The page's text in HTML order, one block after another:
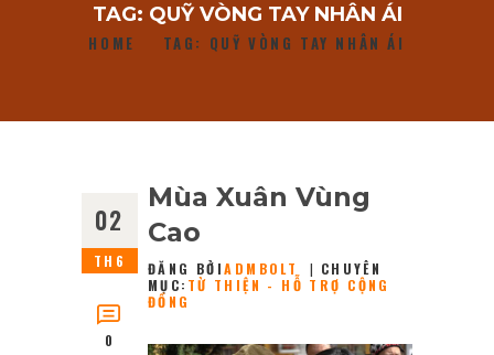
TAG: QUỸ VÒNG TAY NHÂN ÁI
HOME TAG: QUỸ VÒNG TAY NHÂN ÁI
DỰ ÁN CỘNG ĐỒNG
TIN TỨC
02
TH6
0
Mùa Xuân Vùng
Cao
ĐĂNG BỞIADMBOLT
CHUYÊN
MỤC: TỪ THIỆN - HỖ TRỢ CỘNG
ĐỒNG